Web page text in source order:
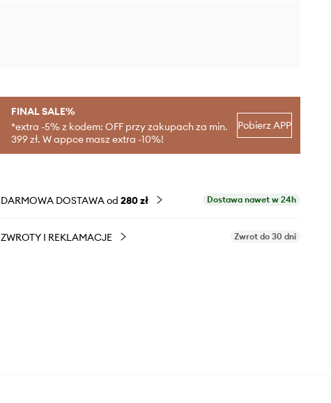
FINAL SALE%
*extra -5% z kodem: OFF przy zakupach za min.
399 zł. W appce masz extra -10%!
Pobierz APP
DARMOWA DOSTAWA od 280 zł Dostawa nawet w 24h
ZWROTY I REKLAMACJE Zwrot do 30 dni